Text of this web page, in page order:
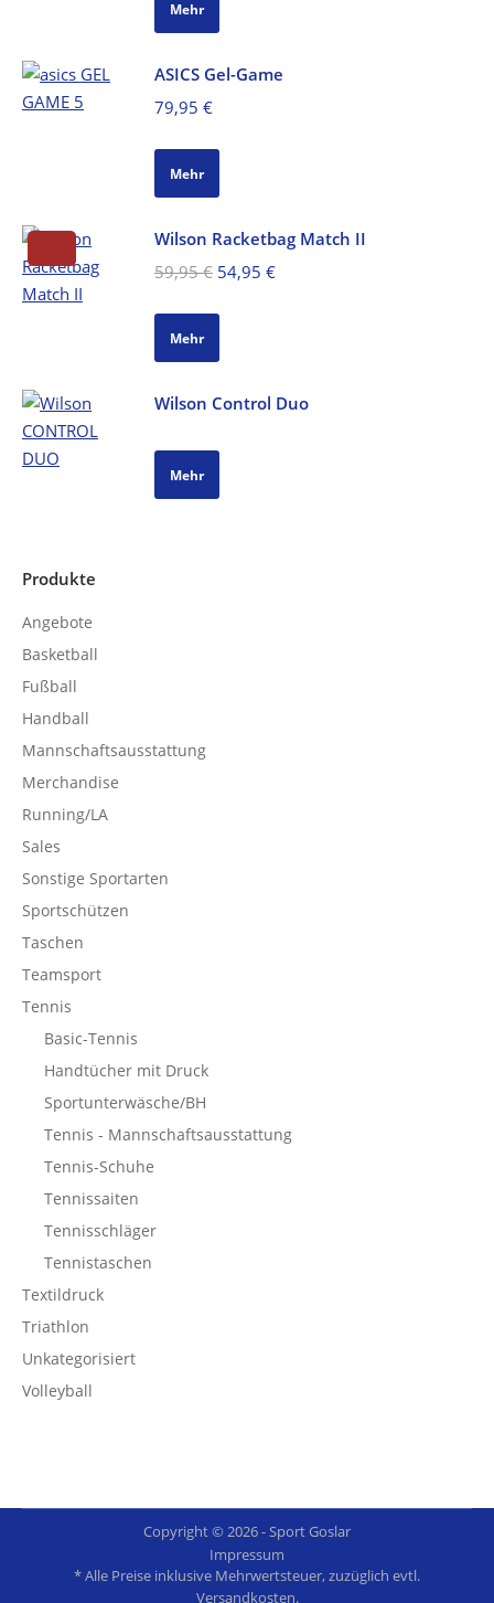
Mehr
ASICS Gel-Game
79,95 €
Mehr
Wilson Racketbag Match II
59,95€ Ursprünglicher
54,95 €Aktueller
Mehr
Wilson Control Duo
Mehr
Produkte
Angebote
Basketball
Fußball
Handball
Mannschaftsausstattung
Merchandise
Running/LA
Sales
Sonstige Sportarten
Sportschützen
Taschen
Teamsport
Tennis
Basic-Tennis
Handtücher mit Druck
Sportunterwäsche/BH
Tennis - Mannschaftsausstattung
Tennis-Schuhe
Tennissaiten
Tennisschläger
Tennistaschen
Textildruck
Triathlon
Unkategorisiert
Volleyball
Copyright © 2026 - Sport Goslar
Impressum
* Alle Preise inklusive Mehrwertsteuer, zuzüglich evtl.
Versandkosten.